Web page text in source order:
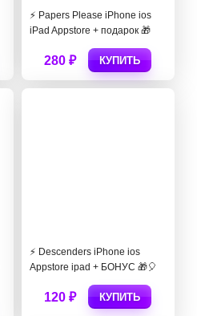
⚡️ Papers Please iPhone ios
iPad Appstore + подарок 🎁
280 ₽ КУПИТЬ
⚡️ Descenders iPhone ios
Appstore ipad + БОНУС 🎁🎈
120 ₽ КУПИТЬ